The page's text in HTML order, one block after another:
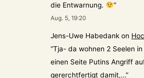
die Entwarnung.
”
Aug. 5, 19:20
Jens-Uwe Habedank on
“Tja- da wohnen 2 Seelen
einen Seite Putins Angriff
gererchtfertigt damit,…”